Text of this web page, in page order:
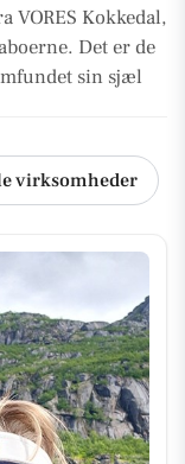
VORES Kokkedal,
Det er de
sin sjæl
virksomheder